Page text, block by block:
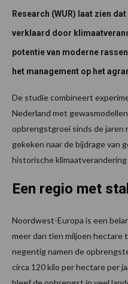
Research (WUR) laat zien
verklaard door
potentie van moderne
het management op het
De studie combineert
Nederland met
opbrengstgroei sinds de jaren
gekeken naar de bijdrage van
historische
Een regio met
Noordwest-Europa is een
meer dan tien miljoen hectare
negentig namen de
circa 120 kilo per hectare per